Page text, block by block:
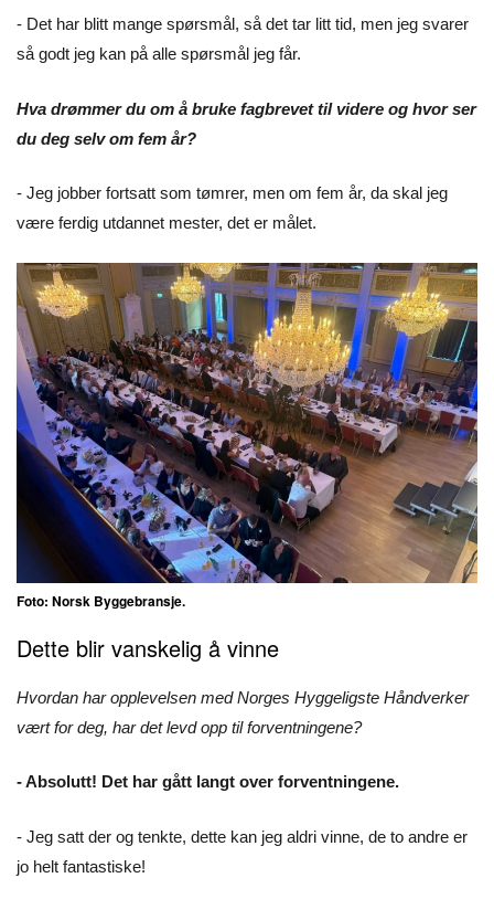
- Det har blitt mange spørsmål, så det tar litt tid, men jeg svarer
så godt jeg kan på alle spørsmål jeg får.
Hva drømmer du om å bruke fagbrevet til videre og hvor ser
du deg selv om fem år?
- Jeg jobber fortsatt som tømrer, men om fem år, da skal jeg
være ferdig utdannet mester, det er målet.
Foto: Norsk Byggebransje.
Dette blir vanskelig å vinne
Hvordan har opplevelsen med Norges Hyggeligste Håndverker
vært for deg, har det levd opp til forventningene?
- Absolutt! Det har gått langt over forventningene.
- Jeg satt der og tenkte, dette kan jeg aldri vinne, de to andre er
jo helt fantastiske!